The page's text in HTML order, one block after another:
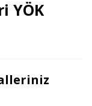
YÖK